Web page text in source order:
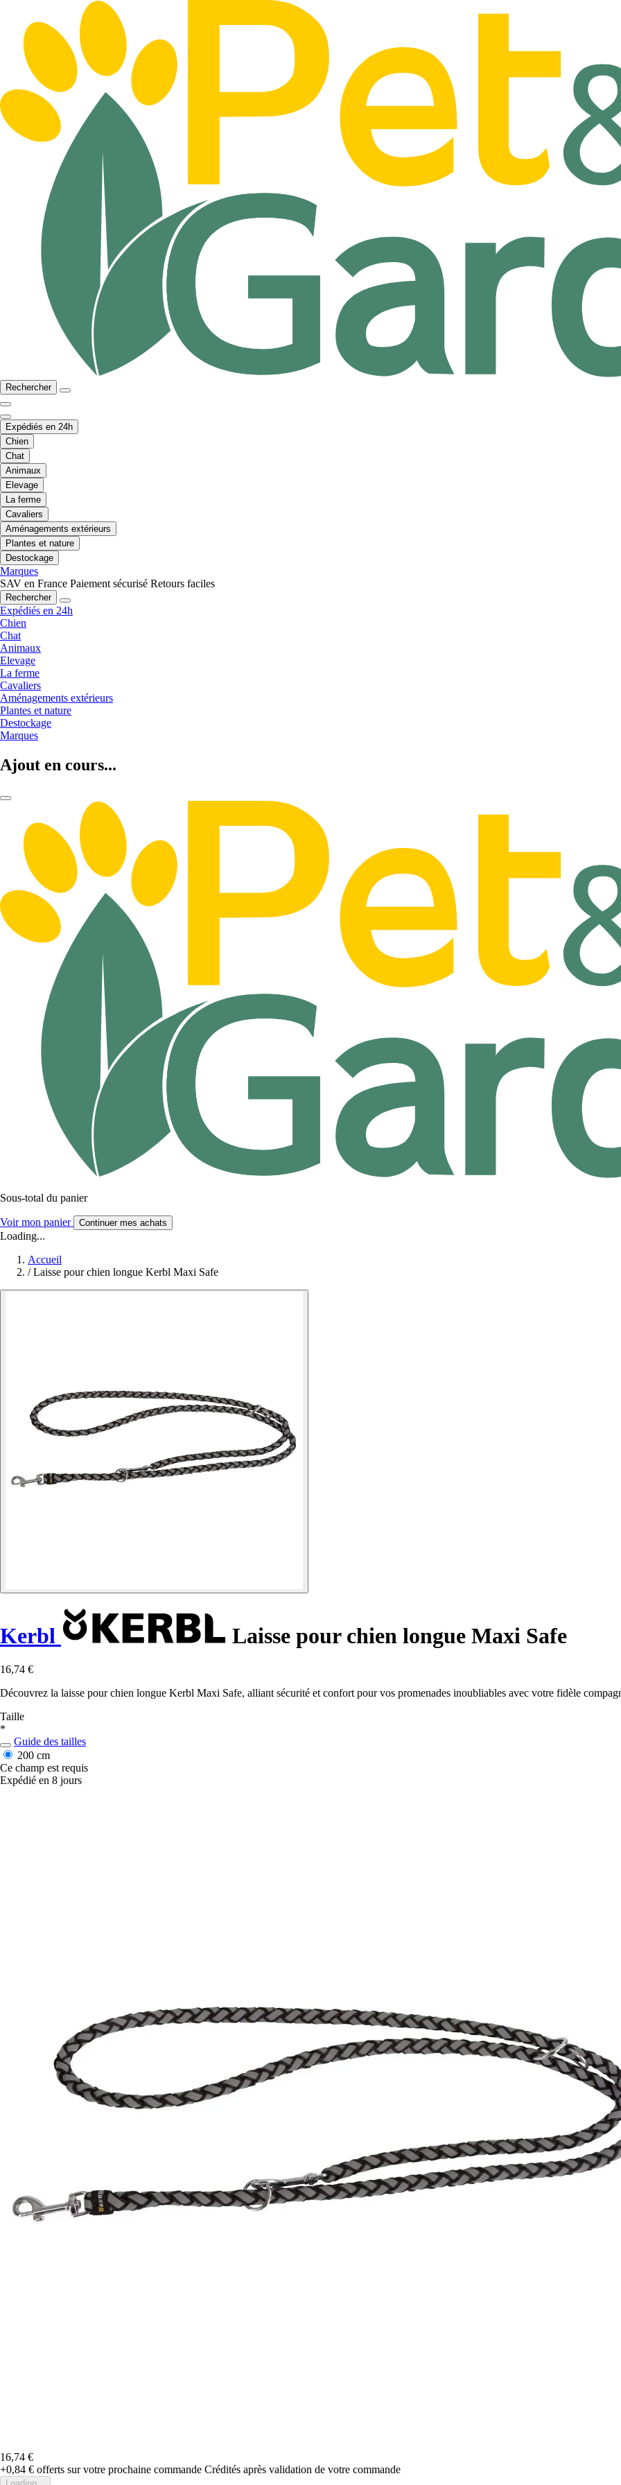
Rechercher
Expédiés en 24h
Chien
Chat
Animaux
Elevage
La ferme
Cavaliers
Aménagements extérieurs
Plantes et nature
Destockage
Marques
SAV en France Paiement sécurisé Retours faciles
Rechercher
Expédiés en 24h
Chien
Chat
Animaux
Elevage
La ferme
Cavaliers
Aménagements extérieurs
Plantes et nature
Destockage
Marques
Ajout en cours...
Sous-total du panier
Voir mon panier Continuer mes achats
Loading...
Accueil
/ Laisse pour chien longue Kerbl Maxi Safe
Kerbl Laisse pour chien longue Maxi Safe
16,74 €
Découvrez la laisse pour chien longue Kerbl Maxi Safe, alliant sécurité et confort pour vos promenades inoubliables avec votre fidèle
Taille
*
Guide des tailles
200 cm
Ce champ est requis
Expédié en 8 jours
16,74 €
+0,84 € offerts sur votre prochaine commande Crédités après validation de votre commande